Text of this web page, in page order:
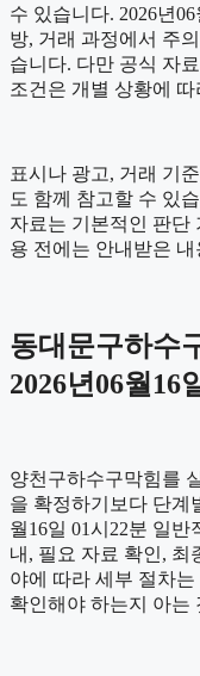
수 있습니다. 2026년
방, 거래 과정에서 주
습니다. 다만 공식 자
조건은 개별 상황에
표시나 광고, 거래 기
도 함께 참고할 수 있
자료는 기본적인 판단
용 전에는 안내받은
동대문구하수
2026년06월16
양천구하수구막힘를
을 확정하기보다 단계
월16일 01시22분 일
내, 필요 자료 확인, 최
야에 따라 세부 절차
확인해야 하는지 아는